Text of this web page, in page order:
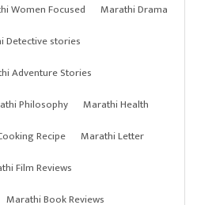
Women Focused
Marathi Drama
Detective stories
Adventure Stories
Philosophy
Marathi Health
Recipe
Marathi Letter
Film Reviews
Marathi Book Reviews